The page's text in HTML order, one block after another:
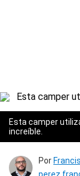
Esta camper
increíble.
Por